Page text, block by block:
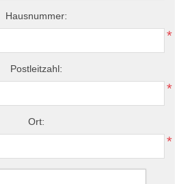
Hausnummer:
*
Postleitzahl:
*
Ort:
*